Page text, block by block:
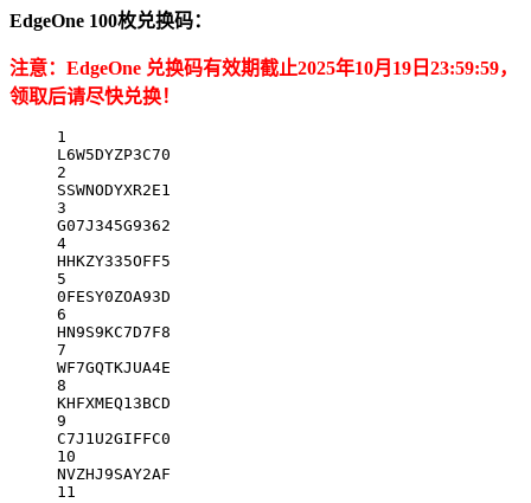
EdgeOne 100枚兑换码：
注意：EdgeOne 兑换码有效期截止2025年10月19日23:59:59，
领取后请尽快兑换！
1
L6W5DYZP3C70
2
SSWNODYXR2E1
3
G07J345G9362
4
HHKZY335OFF5
5
0FESY0ZOA93D
6
HN9S9KC7D7F8
7
WF7GQTKJUA4E
8
KHFXMEQ13BCD
9
C7J1U2GIFFC0
10
NVZHJ9SAY2AF
11